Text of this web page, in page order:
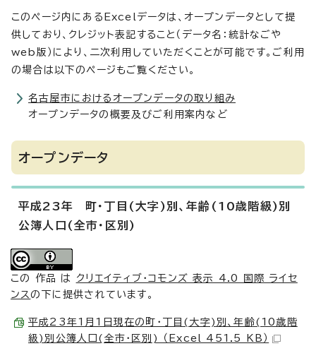
このページ内にあるExcelデータは、オープンデータとして提
供しており、クレジット表記すること（データ名：統計なごや
web版）により、二次利用していただくことが可能です。ご利用
の場合は以下のページもご覧ください。
名古屋市におけるオープンデータの取り組み
オープンデータの概要及びご利用案内など
オープンデータ
平成23年 町・丁目(大字)別、年齢(10歳階級)別
公簿人口(全市・区別)
この 作品 は クリエイティブ・コモンズ 表示 4.0 国際 ライセ
ンスの下に提供されています。
平成23年1月1日現在の町・丁目(大字)別、年齢(10歳階
級)別公簿人口(全市・区別) （Excel 451.5 KB）